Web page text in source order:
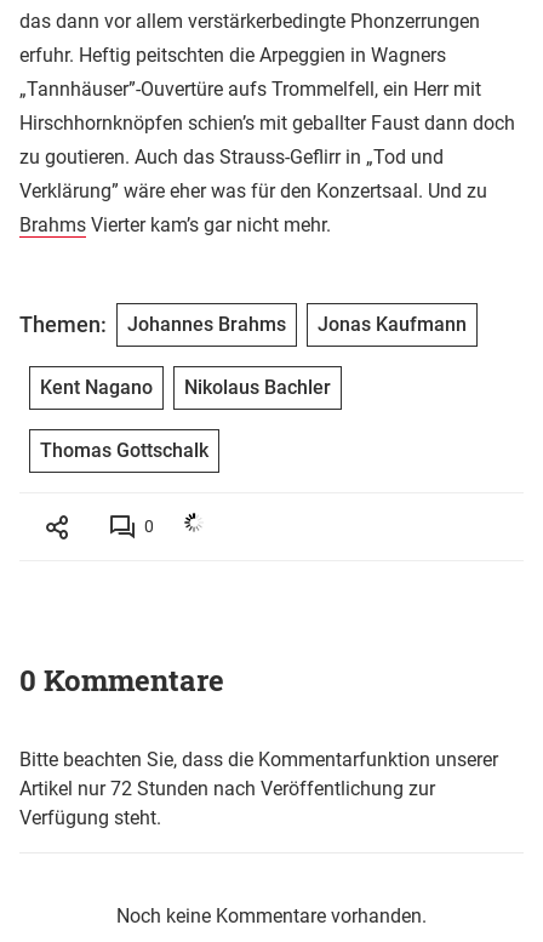
das dann vor allem verstärkerbedingte Phonzerrungen
erfuhr. Heftig peitschten die Arpeggien in Wagners
„Tannhäuser”-Ouvertüre aufs Trommelfell, ein Herr mit
Hirschhornknöpfen schien’s mit geballter Faust dann doch
zu goutieren. Auch das Strauss-Geflirr in „Tod und
Verklärung” wäre eher was für den Konzertsaal. Und zu
Brahms Vierter kam’s gar nicht mehr.
Themen: Johannes Brahms Jonas Kaufmann
Kent Nagano Nikolaus Bachler
Thomas Gottschalk
0
0 Kommentare
Bitte beachten Sie, dass die Kommentarfunktion unserer
Artikel nur 72 Stunden nach Veröffentlichung zur
Verfügung steht.
Noch keine Kommentare vorhanden.